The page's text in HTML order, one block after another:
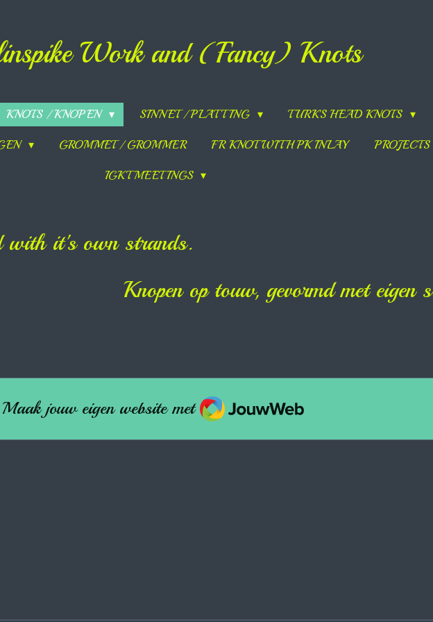
Work and (Fancy) Knots
KNOTS / KNOPEN SINNET / PLATTING TURK'S HEAD KNOTS
GROMMET / GROMMER FR KNOT WITH PK INLAY PROJECTS
IGKT MEETINGS
with it's own strands.
Knopen op touw, gevormd met eigen
Maak jouw eigen website met JouwWeb